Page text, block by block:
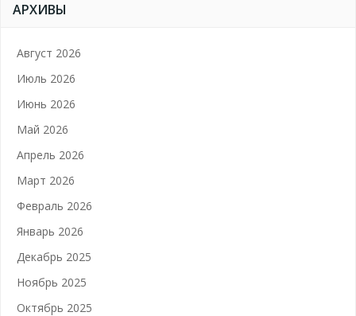
АРХИВЫ
Август 2026
Июль 2026
Июнь 2026
Май 2026
Апрель 2026
Март 2026
Февраль 2026
Январь 2026
Декабрь 2025
Ноябрь 2025
Октябрь 2025